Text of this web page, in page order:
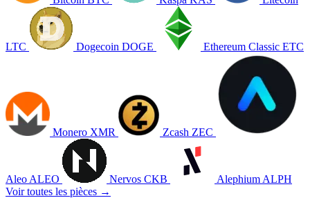
LTC Dogecoin DOGE Ethereum Classic ETC
Monero XMR Zcash ZEC
Aleo ALEO Nervos CKB Alephium ALPH
Voir toutes les pièces →